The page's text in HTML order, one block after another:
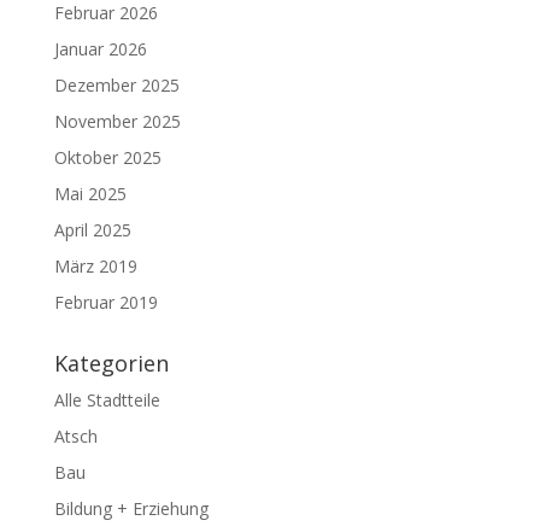
Februar 2026
Januar 2026
Dezember 2025
November 2025
Oktober 2025
Mai 2025
April 2025
März 2019
Februar 2019
Kategorien
Alle Stadtteile
Atsch
Bau
Bildung + Erziehung